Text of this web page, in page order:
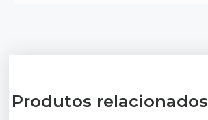
Produtos relacionados